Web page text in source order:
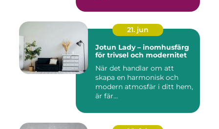
21. jun
Jotun Lady – inomhusfärg
för trivsel och modernitet
När det handlar om att
skapa en harmonisk och
modern atmosfär i ditt hem,
är fär...